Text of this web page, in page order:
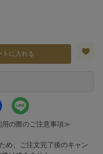
トに入れる
の際のご注意事項≫
め、ご注文完了後のキャン